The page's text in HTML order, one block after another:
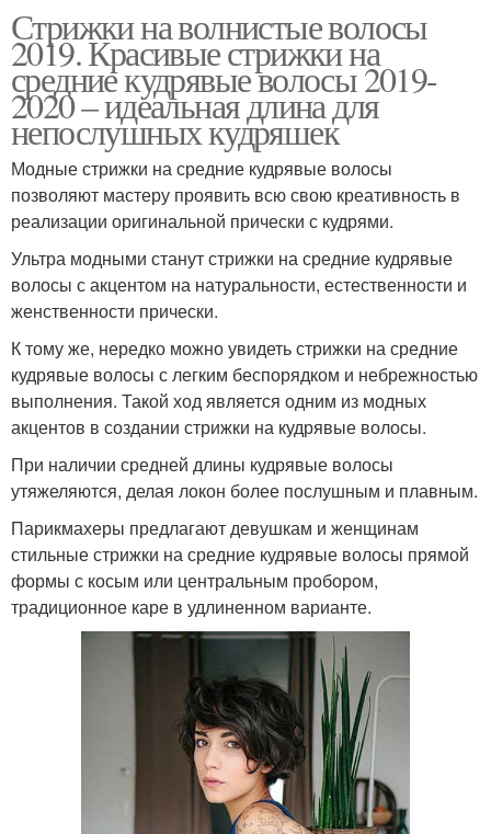
Стрижки на волнистые волосы
2019. Красивые стрижки на
средние кудрявые волосы 2019-
2020 – идеальная длина для
непослушных кудряшек
Модные стрижки на средние кудрявые волосы
позволяют мастеру проявить всю свою креативность в
реализации оригинальной прически с кудрями.
Ультра модными станут стрижки на средние кудрявые
волосы с акцентом на натуральности, естественности и
женственности прически.
К тому же, нередко можно увидеть стрижки на средние
кудрявые волосы с легким беспорядком и небрежностью
выполнения. Такой ход является одним из модных
акцентов в создании стрижки на кудрявые волосы.
При наличии средней длины кудрявые волосы
утяжеляются, делая локон более послушным и плавным.
Парикмахеры предлагают девушкам и женщинам
стильные стрижки на средние кудрявые волосы прямой
формы с косым или центральным пробором,
традиционное каре в удлиненном варианте.